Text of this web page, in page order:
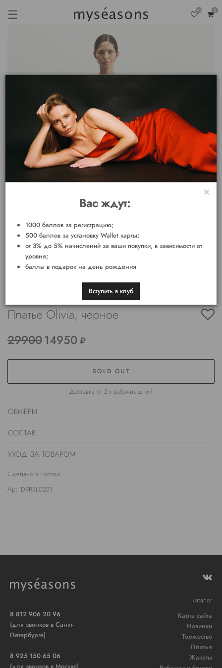
☰ 92 0
Платье Olivia, черное
2990014950
SOLD OUT
Доставка от 2-х рабочих дней
ОБМЕРЫ
СОСТАВ
УХОД ЗА ТОВАРОМ
Сделано в России
Арт. DRRBL0221
8 812 906 20 96
(для звонков в Санкт-
Петербурге)
8 925 150 65 06
(для звонков в Москве)
каталог
Карта сайта
Новинки
Торжество
Платья
Жакеты
×
Вас ждут:
1000 баллов за регистрацию;
500 баллов за установку Wallet карты;
от 3% до 5% начислений за ваши покупки, в зависимости от
уровня;
баллы в подарок на день рождения
Вступить в клуб